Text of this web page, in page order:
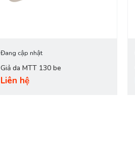
Đang cập nhật
Giả da MTT 130 be
Liên hệ